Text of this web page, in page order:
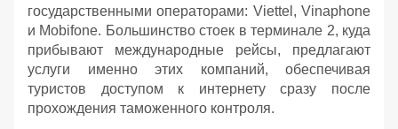
государственными операторами: Viettel, Vinaphone
и Mobifone. Большинство стоек в терминале 2, куда
прибывают международные рейсы, предлагают
услуги именно этих компаний, обеспечивая
туристов доступом к интернету сразу после
прохождения таможенного контроля.